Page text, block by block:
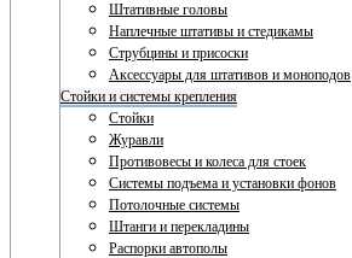
Штативные головы
Наплечные штативы и стедикамы
Струбцины и присоски
Аксессуары для штативов и моноподов
Стойки и системы крепления
Стойки
Журавли
Противовесы и колеса для стоек
Системы подъема и установки фонов
Потолочные системы
Штанги и перекладины
Распорки автополы